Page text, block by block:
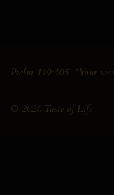
Psalm 119:105 "Your
© 2026 Taste of Life